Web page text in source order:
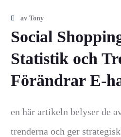
avTony
Social
Statistik och
Förändrar E-
en här artikeln belyser de
trenderna och ger